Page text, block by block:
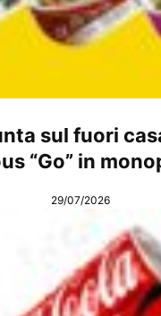
sul fuori
“Go” in
29/07/2026